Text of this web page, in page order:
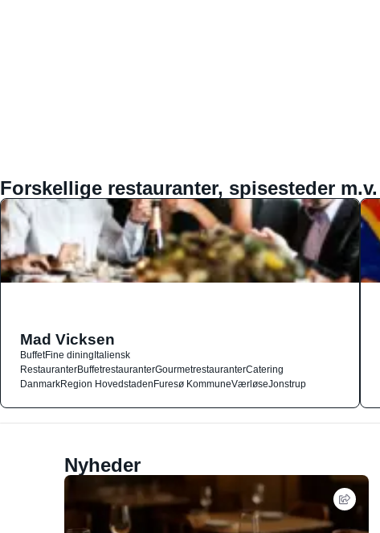
Forskellige restauranter, spisesteder m.v.
Mad Vicksen
BuffetFine diningItaliensk
RestauranterBuffetrestauranterGourmetrestauranterCatering
DanmarkRegion HovedstadenFuresø KommuneVærløseJonstrup
Nyheder